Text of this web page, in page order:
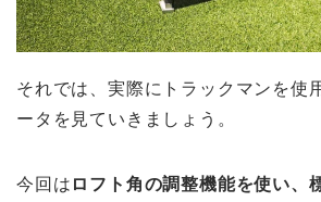
それでは、実際にトラックマンを使
ータを見ていきましょう。
今回は ロフト角の調整機能を使い、